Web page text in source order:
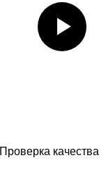
Проверка качества